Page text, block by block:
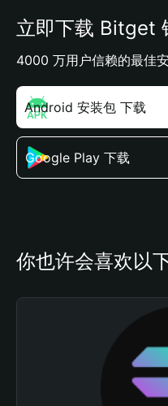
立即下载 Bitget
4000 万用户信赖的最佳
Android 安装包 下载
Google Play 下载
你也许会喜欢以